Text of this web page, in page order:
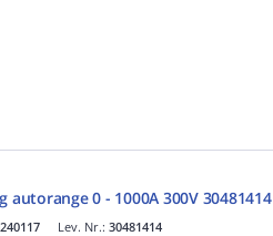
0 - 1000A 300V 30481414
Lev. Nr.: 30481414